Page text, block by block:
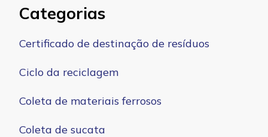
Categorias
Certificado de destinação de resíduos
Ciclo da reciclagem
Coleta de materiais ferrosos
Coleta de sucata